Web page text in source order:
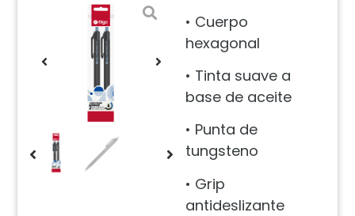
• Cuerpo
hexagonal
• Tinta suave a
base de aceite
• Punta de
tungsteno
• Grip
antideslizante